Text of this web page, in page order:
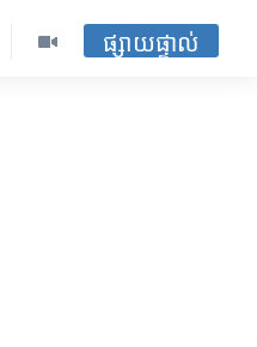
ផ្សាយផ្ទាល់